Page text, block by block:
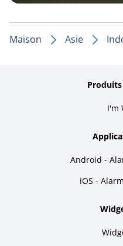
Maison Asie
I'm
Android -
iOS -